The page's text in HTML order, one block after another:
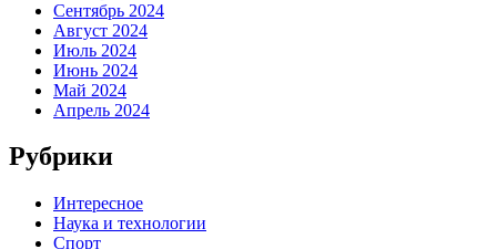
Сентябрь 2024
Август 2024
Июль 2024
Июнь 2024
Май 2024
Апрель 2024
Рубрики
Интересное
Наука и технологии
Спорт